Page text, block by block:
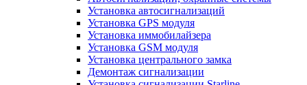
Установка автосигнализаций
Установка GPS модуля
Установка иммобилайзера
Установка GSM модуля
Установка центрального замка
Демонтаж сигнализации